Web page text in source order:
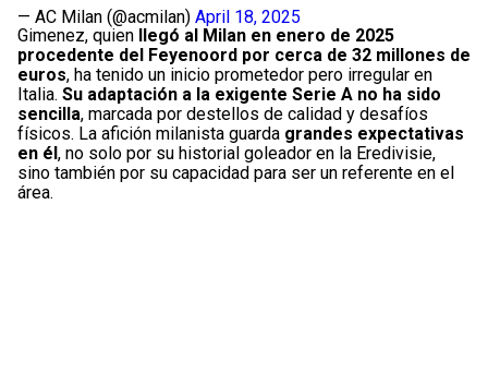
— AC Milan (@acmilan) April 18, 2025
Gimenez, quien llegó al Milan en enero de 2025
procedente del Feyenoord por cerca de 32 millones de
euros, ha tenido un inicio prometedor pero irregular en
Italia. Su adaptación a la exigente Serie A no ha sido
sencilla, marcada por destellos de calidad y desafíos
físicos. La afición milanista guarda grandes expectativas
en él, no solo por su historial goleador en la Eredivisie,
sino también por su capacidad para ser un referente en el
área.